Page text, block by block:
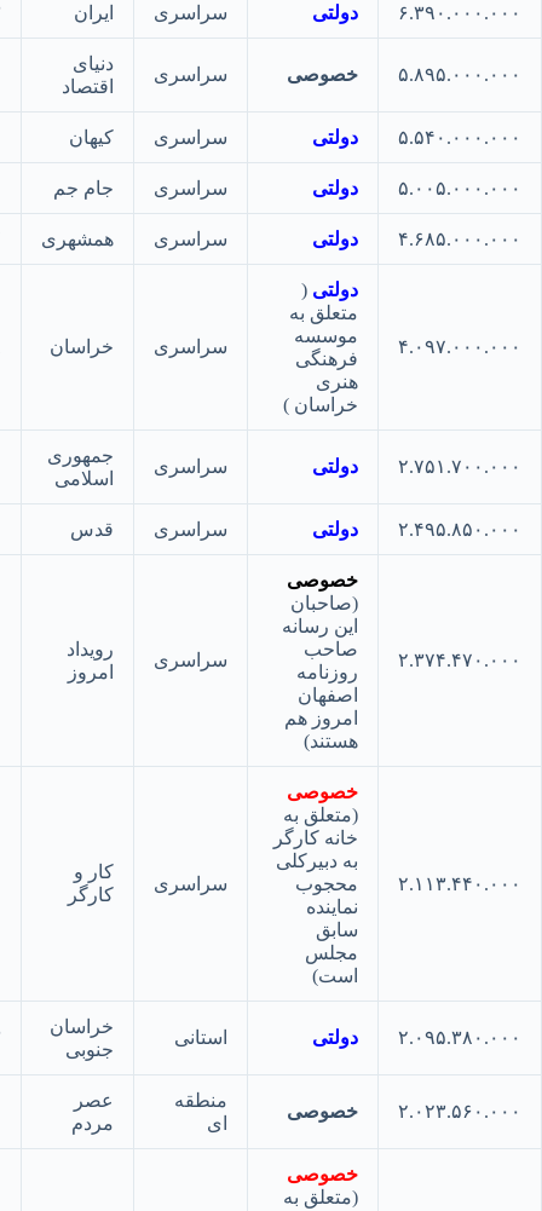
دولتی سراسری
خصوصی سراسری
اقتصاد
دولتی سراسری کیهان
دولتی سراسری جام جم
دولتی سراسری همشهری
دولتی(
متعلق به
موسسه
فرهنگی
هنری
خراسان )
سراسری خراسان
دولتی سراسری
جمهوری
اسلامی
دولتی سراسری قدس
خصوصی
(صاحبان
این رسانه
صاحب
روزنامه
اصفهان
امروز هم
هستند)
سراسری
رویداد
خصوصی
(متعلق به
خانه کارگر
به دبیرکلی
محجوب
نماینده
مجلس
سراسری
کارگر
دولتی استانی
خراسان
جنوبی
خصوصی
منطقه
خصوصی
(متعلق به